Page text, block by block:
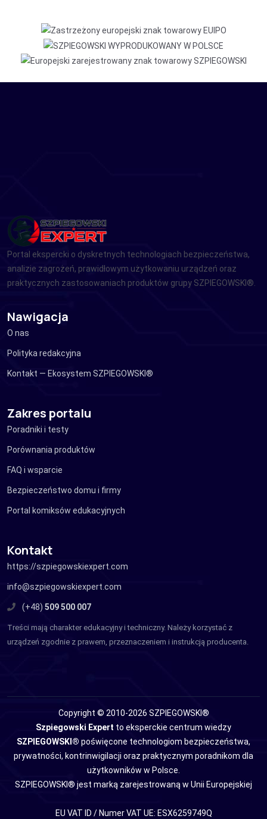
Portal ekspercki o dyskretnych technologiach bezpieczeństwa,
analizie zagrożeń, prawidłowym użytkowaniu urządzeń oraz
praktycznych zastosowaniach produktów grupy SZPIEGOWSKI®.
Nawigacja
O nas
Polityka redakcyjna
Kontakt — Ekosystem SZPIEGOWSKI®
Zakres portalu
Poradniki i testy
Porównania produktów
FAQ i wsparcie
Bezpieczeństwo domu i firmy
Portal komiksów edukacyjnych
Kontakt
https://szpiegowskiexpert.com
info@szpiegowskiexpert.com
(+48) 509 500 007
Treści mają charakter edukacyjny i techniczny. Należy korzystać z
urządzeń zgodnie z prawem, przeznaczeniem i instrukcją producenta.
Copyright © 2010-2026 SZPIEGOWSKI®
Szpiegowski Expert to eksperckie centrum wiedzy
SZPIEGOWSKI® poświęcone technologiom bezpieczeństwa,
prywatności, kontrinwigilacji oraz praktycznym poradnikom dla
użytkowników w Polsce.
SZPIEGOWSKI® jest marką zarejestrowaną w Unii Europejskiej
EU VAT ID / Numer VAT UE: ESX6259749Q